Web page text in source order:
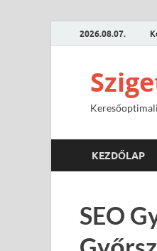
2026.08.07.
KEZDŐLAP
SEO